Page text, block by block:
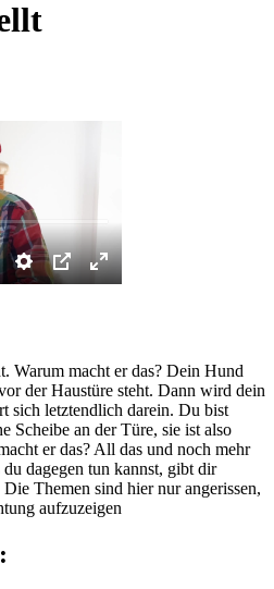
Warum macht er das? Dein Hund
der Haustüre steht. Dann wird dein
sich letztendlich darein. Du bist
Scheibe an der Türe, sie ist also
er das? All das und noch mehr
dagegen tun kannst, gibt dir
Themen sind hier nur angerissen,
aufzuzeigen